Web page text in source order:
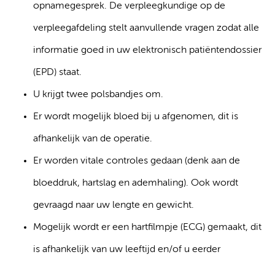
opnamegesprek. De verpleegkundige op de
verpleegafdeling stelt aanvullende vragen zodat alle
informatie goed in uw elektronisch patiëntendossier
(EPD) staat.
U krijgt twee polsbandjes om.
Er wordt mogelijk bloed bij u afgenomen, dit is
afhankelijk van de operatie.
Er worden vitale controles gedaan (denk aan de
bloeddruk, hartslag en ademhaling). Ook wordt
gevraagd naar uw lengte en gewicht.
Mogelijk wordt er een hartfilmpje (ECG) gemaakt, dit
is afhankelijk van uw leeftijd en/of u eerder